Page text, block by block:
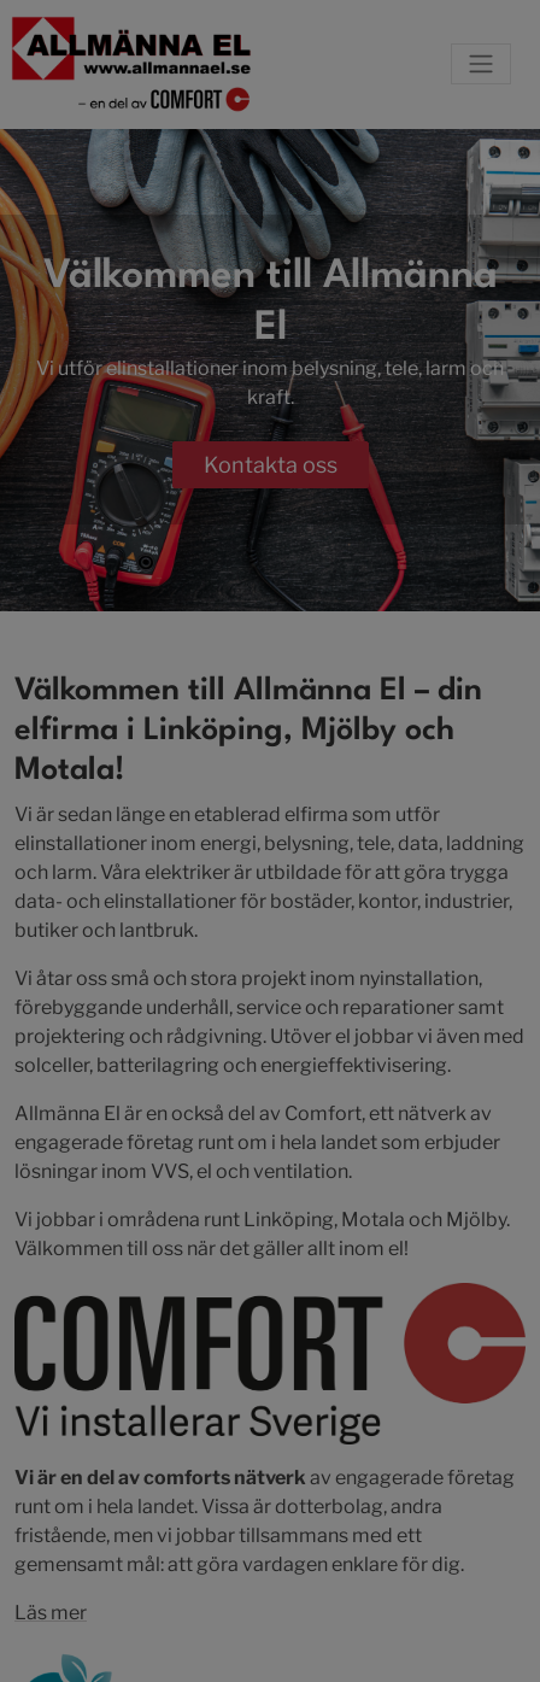
Välkommen till Allmänna
El
Vi utför elinstallationer inom belysning, tele, larm och
kraft.
Kontakta oss
Välkommen till Allmänna El – din
elfirma i Linköping, Mjölby och
Motala!
Vi är sedan länge en etablerad elfirma som utför
elinstallationer inom energi, belysning, tele, data, laddning
och larm. Våra elektriker är utbildade för att göra trygga
data- och elinstallationer för bostäder, kontor, industrier,
butiker och lantbruk.
Vi åtar oss små och stora projekt inom nyinstallation,
förebyggande underhåll, service och reparationer samt
projektering och rådgivning. Utöver el jobbar vi även med
solceller, batterilagring och energieffektivisering.
Allmänna El är en också del av Comfort, ett nätverk av
engagerade företag runt om i hela landet som erbjuder
lösningar inom VVS, el och ventilation.
Vi jobbar i områdena runt Linköping, Motala och Mjölby.
Välkommen till oss när det gäller allt inom el!
Vi är en del av comforts nätverk av engagerade företag
runt om i hela landet. Vissa är dotterbolag, andra
fristående, men vi jobbar tillsammans med ett
gemensamt mål: att göra vardagen enklare för dig.
Läs mer